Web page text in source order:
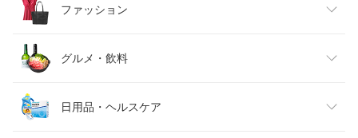
ファッション
レディースファッション
メンズファッション
グルメ・飲料
食品
日用品・ヘルスケア